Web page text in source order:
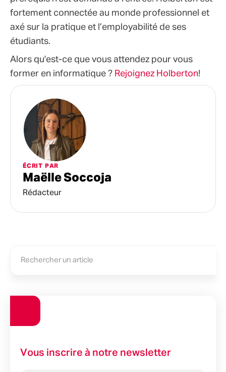
fortement connectée au monde professionnel et
axé sur la pratique et l’employabilité de ses
étudiants.
Alors qu'est-ce que vous attendez pour vous
former en informatique ? Rejoignez Holberton!
ÉCRIT PAR
Maëlle Soccoja
Rédacteur
Vous inscrire à notre newsletter